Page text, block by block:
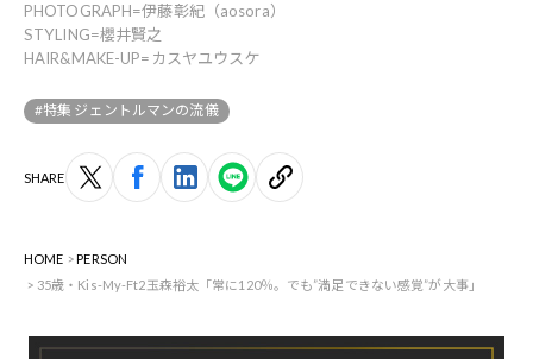
PHOTOGRAPH=伊藤彰紀（aosora）
STYLING=櫻井賢之
HAIR&MAKE-UP=カスヤユウスケ
#特集 ジェントルマンの流儀
SHARE
HOME
PERSON
35歳・Kis-My-Ft2玉森裕太「常に120％。でも”満足できない感覚”が大事」